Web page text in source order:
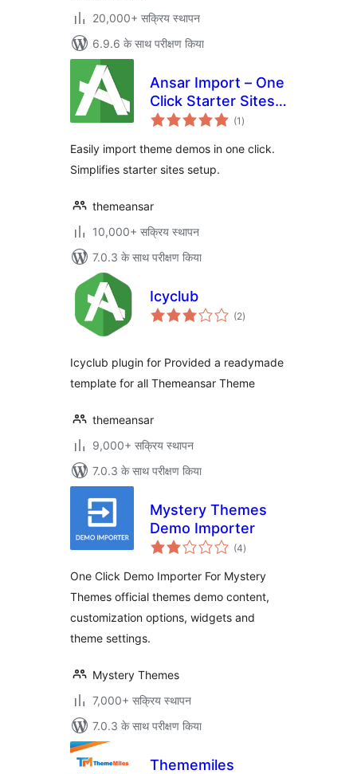
20,000+ सक्रिय स्थापन
6.9.6 के साथ परीक्षण किया
Ansar Import – One
Click Starter Sites –
for Elementor &
(1 कुल
दर)
Easily import theme demos in one click.
Simplifies starter sites setup.
themeansar
10,000+ सक्रिय स्थापन
7.0.3 के साथ परीक्षण किया
Icyclub
(2कुल
दर)
Icyclub plugin for Provided a readymade
template for all Themeansar Theme
themeansar
9,000+ सक्रिय स्थापन
7.0.3 के साथ परीक्षण किया
Mystery Themes
Demo Importer
(4कुल
दर)
One Click Demo Importer For Mystery
Themes official themes demo content,
customization options, widgets and
theme settings.
Mystery Themes
7,000+ सक्रिय स्थापन
7.0.3 के साथ परीक्षण किया
Thememiles